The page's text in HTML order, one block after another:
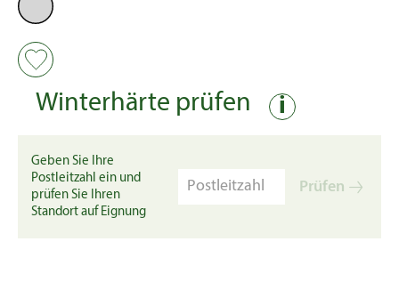
Winterhärte prüfen i
Geben Sie Ihre
Postleitzahl ein und
prüfen Sie Ihren
Standort auf Eignung
Prüfen